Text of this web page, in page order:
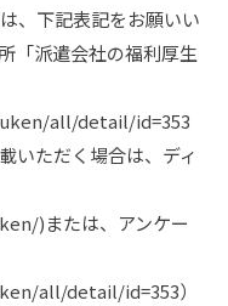
、下記表記をお願いい
「派遣会社の福利厚生
all/detail/id=353
いただく場合は、ディ
)または、アンケー
all/detail/id=353）